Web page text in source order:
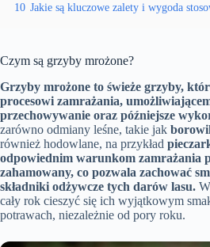
10 Jakie są kluczowe zalety i wygoda
Czym są grzyby mrożone?
Grzyby mrożone to świeże grzyby,
procesowi zamrażania,
przechowywanie oraz późniejsze
zarówno odmiany leśne, takie jak
również hodowlane, na przykład
odpowiednim warunkom zamrażania
zahamowany, co pozwala zachować
składniki odżywcze tych darów lasu.
cały rok cieszyć się ich wyjątkowym
potrawach, niezależnie od pory roku.